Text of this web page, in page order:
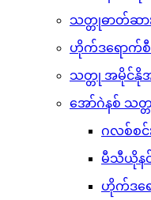
သတ္တုဓာတ်ဆာ
ဟိုက်ဒရောက်စီ သ
သတ္တု အမိုင်နိုအ
အော်ဂဲနစ် သတ္
ဂလစ်စင်
မီသီယိုန
ဟိုက်ဒရ